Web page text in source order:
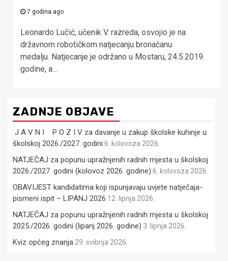
7 godina ago
Leonardo Lučić, učenik V. razreda, osvojio je na
državnom robotičkom natjecanju bronačanu
medalju. Natjecanje je održano u Mostaru, 24.5.2019.
godine, a...
ZADNJE OBJAVE
J A V N I P O Z I V za davanje u zakup školske kuhinje u
školskoj 2026./2027. godini 6. kolovoza 2026.
NATJEČAJ za popunu upražnjenih radnih mjesta u školskoj
2026./2027. godini (kolovoz 2026. godine) 6. kolovoza 2026.
OBAVIJEST kandidatima koji ispunjavaju uvjete natječaja-
pismeni ispit – LIPANJ 2026 12. lipnja 2026.
NATJEČAJ za popunu upražnjenih radnih mjesta u školskoj
2025./2026. godini (lipanj 2026. godine) 3. lipnja 2026.
Kviz općeg znanja 29. svibnja 2026.